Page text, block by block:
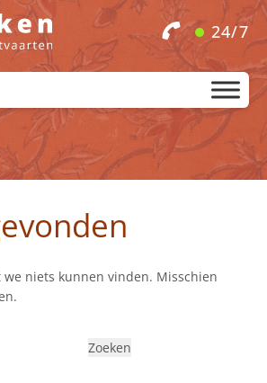
24/7
niets kunnen vinden. Misschien